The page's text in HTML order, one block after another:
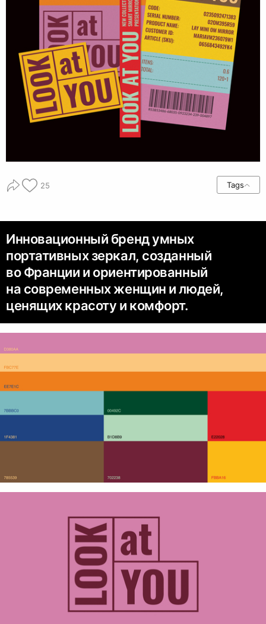
25 Tags
Инновационный бренд умных
портативных зеркал, созданный
во Франции и ориентированный
на современных женщин и людей,
ценящих красоту и комфорт.